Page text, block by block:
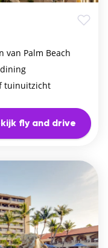
van Palm Beach
tuinuitzicht
fly and drive